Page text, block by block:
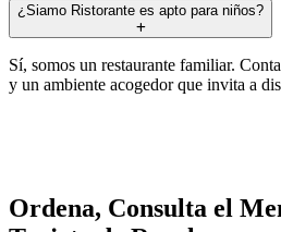
¿Siamo Ristorante es apto para niños?
Sí, somos un restaurante familiar.
y un ambiente acogedor que invita a
Ordena, Consulta el